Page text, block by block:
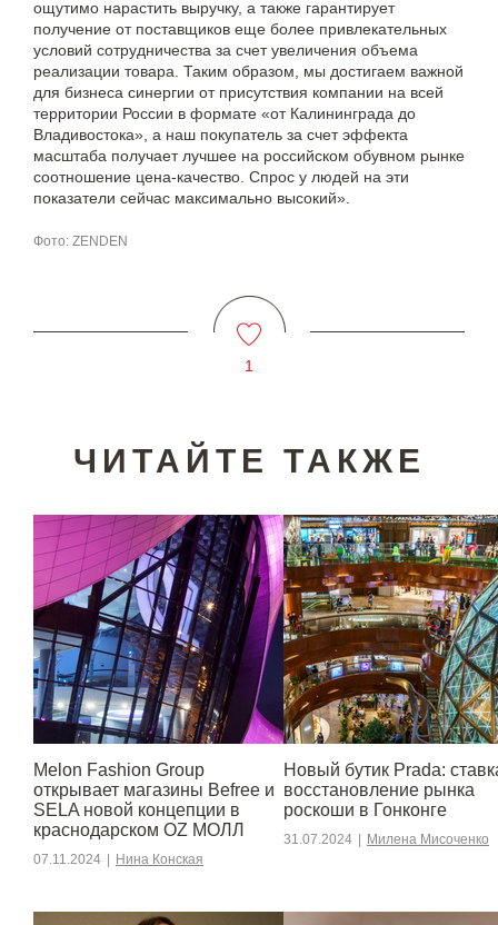
ощутимо нарастить выручку, а также гарантирует
получение от поставщиков еще более привлекательных
условий сотрудничества за счет увеличения объема
реализации товара. Таким образом, мы достигаем важной
для бизнеса синергии от присутствия компании на всей
территории России в формате «от Калининграда до
Владивостока», а наш покупатель за счет эффекта
масштаба получает лучшее на российском обувном рынке
соотношение цена-качество. Спрос у людей на эти
показатели сейчас максимально высокий».
Фото: ZENDEN
1
ЧИТАЙТЕ ТАКЖЕ
Melon Fashion Group
открывает магазины Befree и
SELA новой концепции в
краснодарском OZ МОЛЛ
07.11.2024 Нина Конская
Новый бутик Prada:
восстановление рынка
роскоши в Гонконге
31.07.2024 Милена Мисоченко